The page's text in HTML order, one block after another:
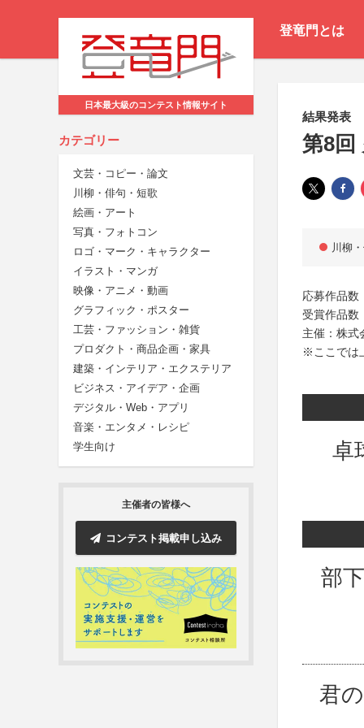
登竜門とは
日本最大級のコンテスト情報サイト
カテゴリー
文芸・コピー・論文
川柳・俳句・短歌
絵画・アート
写真・フォトコン
ロゴ・マーク・キャラクター
イラスト・マンガ
映像・アニメ・動画
グラフィック・ポスター
工芸・ファッション・雑貨
プロダクト・商品企画・家具
建築・インテリア・エクステリア
ビジネス・アイデア・企画
デジタル・Web・アプリ
音楽・エンタメ・レシピ
学生向け
主催者の皆様へ
コンテスト掲載申し込み
結果発表
第8回
川柳
応募作品数
受賞作品数
主催：株式
※ここでは
卓
部
君